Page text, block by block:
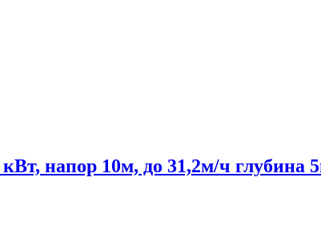
напор 10м, до 31,2м/ч глубина